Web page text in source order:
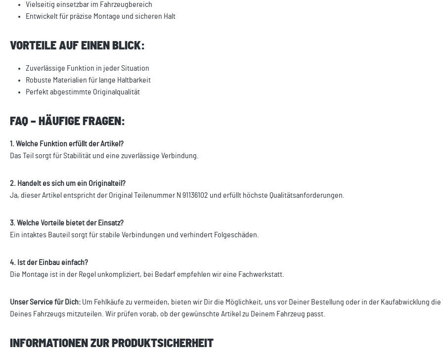
Vielseitig einsetzbar im Fahrzeugbereich
Entwickelt für präzise Montage und sicheren Halt
VORTEILE AUF EINEN BLICK:
Zuverlässige Funktion in jeder Situation
Robuste Materialien für lange Haltbarkeit
Perfekt abgestimmte Originalqualität
FAQ – HÄUFIGE FRAGEN:
1. Welche Funktion erfüllt der Artikel?
Das Teil sorgt für Stabilität und eine zuverlässige Verbindung.
2. Handelt es sich um ein Originalteil?
Ja, dieser Artikel entspricht der Original Teilenummer N 91136102 und erfüllt höchste Qualitätsanforderungen.
3. Welche Vorteile bietet der Einsatz?
Ein intaktes Bauteil sorgt für stabile Verbindungen und verhindert Folgeschäden.
4. Ist der Einbau einfach?
Die Montage ist in der Regel unkompliziert, bei Bedarf empfehlen wir eine Fachwerkstatt.
Unser Service für Dich: Um Fehlkäufe zu vermeiden, bieten wir Dir die Möglichkeit, uns vor Deiner Bestellung oder in der Kaufabwicklung die
Deines Fahrzeugs mitzuteilen. Wir prüfen vorab, ob der gewünschte Artikel zu Deinem Fahrzeug passt.
INFORMATIONEN ZUR PRODUKTSICHERHEIT